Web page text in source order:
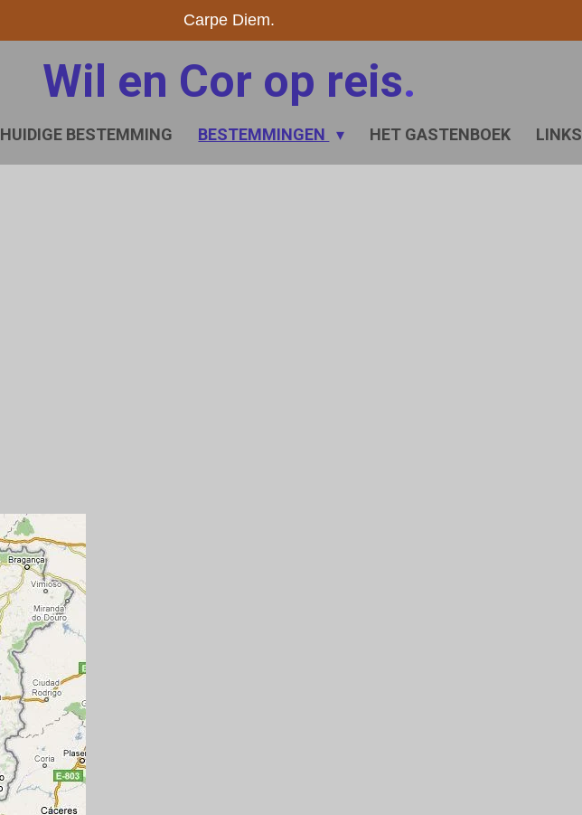
Carpe Diem.
Wil en Cor op reis.
HUIDIGE BESTEMMING BESTEMMINGEN HET GASTENBOEK LINKS